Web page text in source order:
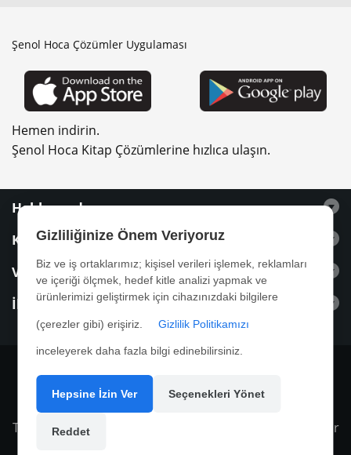
Şenol Hoca Çözümler Uygulaması
Hemen indirin.
Şenol Hoca Kitap Çözümlerine hızlıca ulaşın.
Hakkımızda
Kitaplar
Videolar
İletişim
Tasarım ve Yazılım
| Tüm hakları saklıdır
Gizliliğinize Önem Veriyoruz
Biz ve iş ortaklarımız; kişisel verileri işlemek, reklamları
ve içeriği ölçmek, hedef kitle analizi yapmak ve
ürünlerimizi geliştirmek için cihazınızdaki bilgilere
(çerezler gibi) erişiriz. Gizlilik Politikamızı
inceleyerek daha fazla bilgi edinebilirsiniz.
Hepsine İzin Ver Seçenekleri Yönet
Reddet